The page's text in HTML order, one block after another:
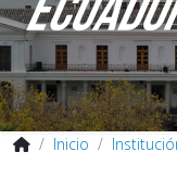
Inicio